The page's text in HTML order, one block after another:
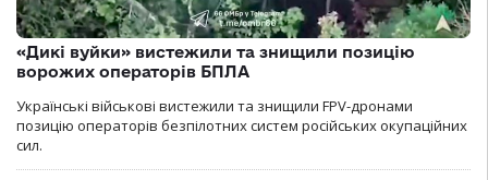
«Дикі вуйки» вистежили та знищили позицію
ворожих операторів БПЛА
Українські військові вистежили та знищили FPV-дронами
позицію операторів безпілотних систем російських окупаційних
сил.